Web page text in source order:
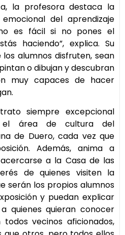
la profesora destaca la
del aprendizaje
es fácil si no pones el
haciendo”, explica. Su
alumnos disfruten, sean
o dibujan y descubran
muy capaces de hacer
siempre excepcional
área de cultura del
de Duero, cada vez que
Además, anima a
a la Casa de las
de quienes visiten la
serán los propios alumnos
y puedan explicar
quienes quieran conocer
todos vecinos aficionados,